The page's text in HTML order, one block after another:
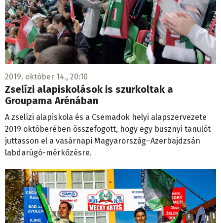
2019. október 14., 20:10
Zselízi alapiskolások is szurkoltak a
Groupama Arénában
A zselízi alapiskola és a Csemadok helyi alapszervezete
2019 októberében összefogott, hogy egy busznyi tanulót
juttasson el a vasárnapi Magyarország–Azerbajdzsán
labdarúgó-mérkőzésre.